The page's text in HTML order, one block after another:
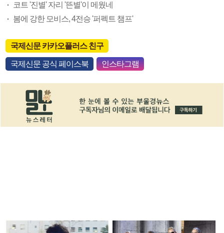
코트 '진별' 자리 '뜬별'이 메웠네
봄에 강한 모비스, 4전승 '퍼펙트 챔프'
국제신문 카카오플러스 친구
국제신문 공식 페이스북 인스타그램